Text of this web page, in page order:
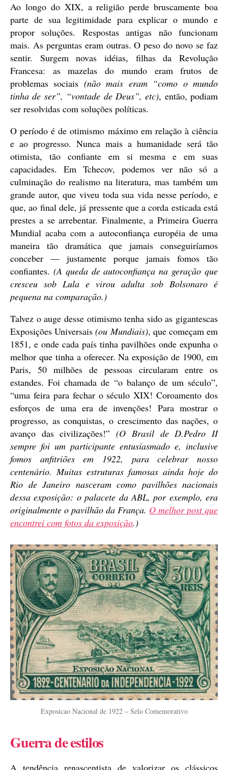
Ao longo do XIX, a religião perde bruscamente boa
parte de sua legitimidade para explicar o mundo e
propor soluções. Respostas antigas não funcionam
mais. As perguntas eram outras. O peso do novo se faz
sentir. Surgem novas idéias, filhas da Revolução
Francesa: as mazelas do mundo eram frutos de
problemas sociais (não mais eram “como o mundo
tinha de ser”, “vontade de Deus”, etc), então, podiam
ser resolvidas com soluções políticas.
O período é de otimismo máximo em relação à ciência
e ao progresso. Nunca mais a humanidade será tão
otimista, tão confiante em si mesma e em suas
capacidades. Em Tchecov, podemos ver não só a
culminação do realismo na literatura, mas também um
grande autor, que viveu toda sua vida nesse período, e
que, ao final dele, já pressente que a corda esticada está
prestes a se arrebentar. Finalmente, a Primeira Guerra
Mundial acaba com a autoconfiança européia de uma
maneira tão dramática que jamais conseguiríamos
conceber — justamente porque jamais fomos tão
confiantes. (A queda de autoconfiança na geração que
cresceu sob Lula e virou adulta sob Bolsonaro é
pequena na comparação.)
Talvez o auge desse otimismo tenha sido as gigantescas
Exposições Universais(ou Mundiais), que começam em
1851, e onde cada país tinha pavilhões onde expunha o
melhor que tinha a oferecer. Na exposição de 1900, em
Paris, 50 milhões de pessoas circularam entre os
estandes. Foi chamada de “o balanço de um século”,
“uma feira para fechar o século XIX! Coroamento dos
esforços de uma era de invenções! Para mostrar o
progresso, as conquistas, o crescimento das nações, o
avanço das civilizações!”(O Brasil de D.Pedro II
sempre foi um participante entusiasmado e, inclusive
fomos anfitriões em 1922, para celebrar nosso
centenário. Muitas estruturas famosas ainda hoje do
Rio de Janeiro nasceram como pavilhões nacionais
dessa exposição: o palacete da ABL, por exemplo, era
originalmente o pavilhão da França. O melhor post que
encontrei com fotos da exposição.)
Exposicao Nacional de 1922 – Selo Comemorativo
Guerra de estilos